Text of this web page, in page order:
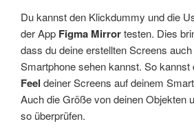
Du kannst den Klickdummy und die
der App Figma Mirrortesten. Dies
dass du deine erstellten Screens
Smartphone sehen kannst. So kannst
Feel deiner Screens auf deinem
Auch die Größe von deinen Objekten
so überprüfen.